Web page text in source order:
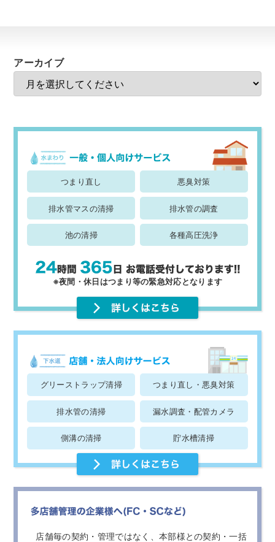
アーカイブ
つまり直し 悪臭対策
排水管マスの清掃 排水管の調査
池の清掃 各種高圧洗浄
※夜間・休日はつまり等の緊急対応となります
グリーストラップ清掃 つまり直し・悪臭対策
排水管の清掃 漏水調査・配管カメラ
側溝の清掃 貯水槽清掃
店舗毎の契約・管理ではなく、本部様との契約・一括